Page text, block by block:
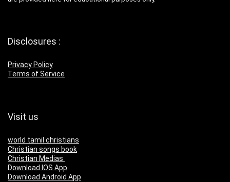
Disclosures :
Privacy Policy
Terms of Service
Visit us
world tamil christians
Christian songs book
Christian Medias
Download IOS App
Download Android App